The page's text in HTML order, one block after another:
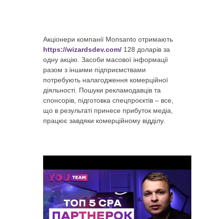
Акціонери компанії Monsanto отримають
https://wizardsdev.com/ 128 доларів за
одну акцію. Засоби масової інформації
разом з іншими підприємствами
потребують налагодження комерційної
діяльності. Пошуки рекламодавців та
спонсорів, підготовка спецпроєктів – все,
що в результаті принесе прибуток медіа,
працює завдяки комерційному відділу.